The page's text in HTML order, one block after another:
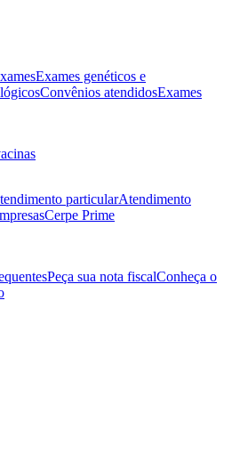
Exames genéticos e
Convênios atendidosExames
particularAtendimento
Cerpe Prime
Peça sua nota fiscalConheça o